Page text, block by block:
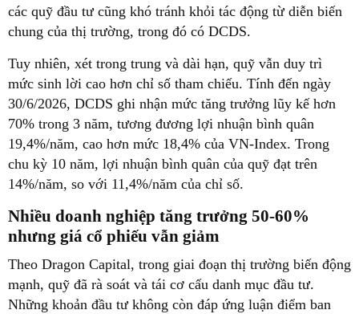
các quỹ đầu tư cũng khó tránh khỏi tác động từ diễn biến
chung của thị trường, trong đó có DCDS.
Tuy nhiên, xét trong trung và dài hạn, quỹ vẫn duy trì
mức sinh lời cao hơn chỉ số tham chiếu. Tính đến ngày
30/6/2026, DCDS ghi nhận mức tăng trưởng lũy kế hơn
70% trong 3 năm, tương đương lợi nhuận bình quân
19,4%/năm, cao hơn mức 18,4% của VN-Index. Trong
chu kỳ 10 năm, lợi nhuận bình quân của quỹ đạt trên
14%/năm, so với 11,4%/năm của chỉ số.
Nhiều doanh nghiệp tăng trưởng 50-60%
nhưng giá cổ phiếu vẫn giảm
Theo Dragon Capital, trong giai đoạn thị trường biến động
mạnh, quỹ đã rà soát và tái cơ cấu danh mục đầu tư.
Những khoản đầu tư không còn đáp ứng luận điểm ban